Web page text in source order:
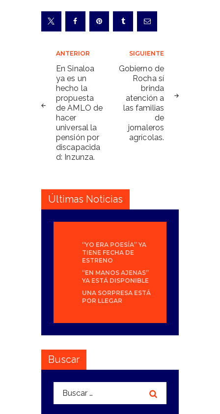
Navegación
de
entradas
ANTERIOR
En Sinaloa
ya es un
hecho la
propuesta
de AMLO de
hacer
universal la
pensión por
discapacida
d: Inzunza.
SIGUIENTE
Gobierno de
Rocha sí
brinda
atención a
las familias
de
jornaleros
agrícolas.
Últimas Noticias
“YO ERA POESÍA” YA
TIENE FECHA DE
ESTRENO
“EN MANOS AJENAS”
YA ESTÁ DISPONIBLE
UNA SORPRESA ESTÁ
POR LLEGAR
Buscar
Buscar: